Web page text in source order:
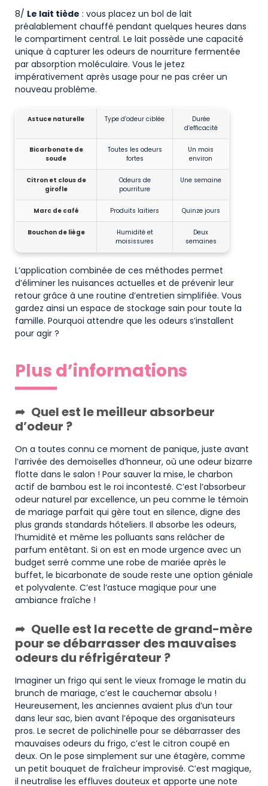
8/ Le lait tiède : vous placez un bol de lait
préalablement chauffé pendant quelques heures dans
le compartiment central. Le lait possède une capacité
unique à capturer les odeurs de nourriture fermentée
par absorption moléculaire. Vous le jetez
impérativement après usage pour ne pas créer un
nouveau problème.
Astuce naturelle Type d’odeur ciblée
Durée
d’efficacité
Bicarbonate de
soude
Toutes les odeurs
fortes
Un mois
environ
Citron et clous de
girofle
Odeurs de
pourriture
Une semaine
Marc de café Produits laitiers Quinze jours
Bouchon de liège
Humidité et
moisissures
Deux
semaines
L’application combinée de ces méthodes permet
d’éliminer les nuisances actuelles et de prévenir leur
retour grâce à une routine d’entretien simplifiée. Vous
gardez ainsi un espace de stockage sain pour toute la
famille. Pourquoi attendre que les odeurs s’installent
pour agir ?
Plus d’informations
Quel est le meilleur absorbeur
d’odeur ?
On a toutes connu ce moment de panique, juste avant
l’arrivée des demoiselles d’honneur, où une odeur bizarre
flotte dans le salon ! Pour sauver la mise, le charbon
actif de bambou est le roi incontesté. C’est l’absorbeur
odeur naturel par excellence, un peu comme le témoin
de mariage parfait qui gère tout en silence, digne des
plus grands standards hôteliers. Il absorbe les odeurs,
l’humidité et même les polluants sans relâcher de
parfum entêtant. Si on est en mode urgence avec un
budget serré comme une robe de mariée après le
buffet, le bicarbonate de soude reste une option géniale
et polyvalente. C’est l’astuce magique pour une
ambiance fraîche !
Quelle est la recette de grand-mère
pour se débarrasser des mauvaises
odeurs du réfrigérateur ?
Imaginer un frigo qui sent le vieux fromage le matin du
brunch de mariage, c’est le cauchemar absolu !
Heureusement, les anciennes avaient plus d’un tour
dans leur sac, bien avant l’époque des organisateurs
pros. Le secret de polichinelle pour se débarrasser des
mauvaises odeurs du frigo, c’est le citron coupé en
deux. On le pose simplement sur une étagère, comme
un petit bouquet de fraîcheur improvisé. C’est magique,
il neutralise les effluves douteux et apporte une note